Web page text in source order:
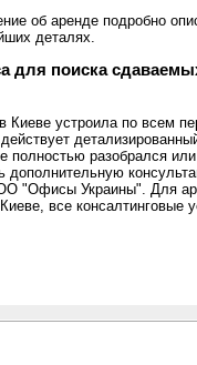
об аренде подробно
деталях.
для поиска
Киеве устроила по всем
полностью разобрался
дополнительную
"Офисы Украины". Для
все консалтинговые